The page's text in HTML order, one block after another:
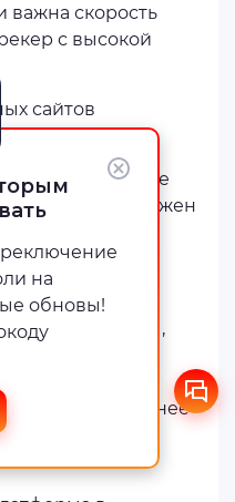
важна скорость
с высокой
сайтов
дальнейшие
Торрент должен
планы,
включая
системы заранее
на
обновы!